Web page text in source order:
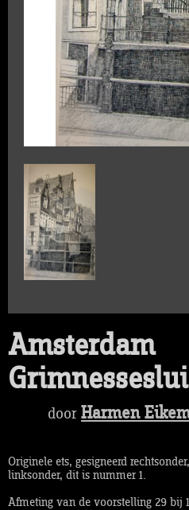
Amsterdam
door Harmen
Originele ets, gesigneerd
linksonder, dit is nummer 1.
Afmeting van de voorstelling 29 bij